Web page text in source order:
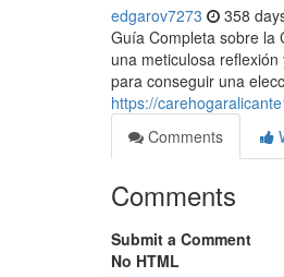
edgarov7273 358
Guía Completa sobre la
una meticulosa
para conseguir una
https://
Comments
Comments
Submit a Comment
No HTML